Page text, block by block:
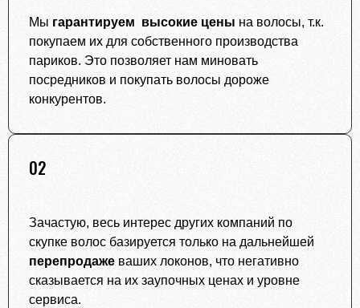
Мы гарантируем высокие цены на волосы, т.к.
покупаем их для собственного производства
париков. Это позволяет нам миновать
посредников и покупать волосы дороже
конкурентов.
02
Зачастую, весь интерес других компаний по
скупке волос базируется только на дальнейшей
перепродаже ваших локонов, что негативно
сказывается на их заупочных ценах и уровне
сервиса.